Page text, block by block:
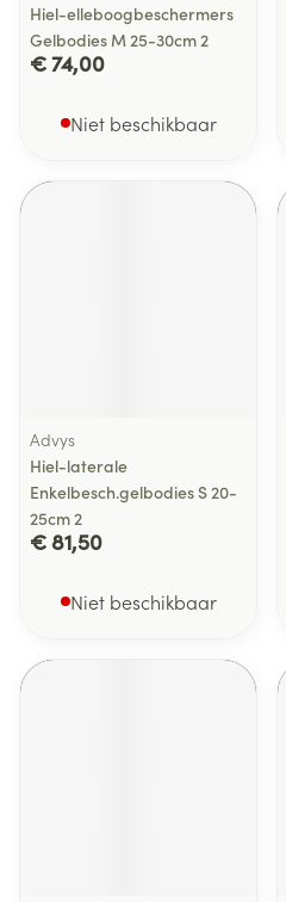
Hiel-elleboogbeschermers
Gelbodies M 25-30cm 2
€ 74,00
Niet beschikbaar
Advys
Hiel-laterale
Enkelbesch.gelbodies S 20-
25cm 2
€ 81,50
Niet beschikbaar